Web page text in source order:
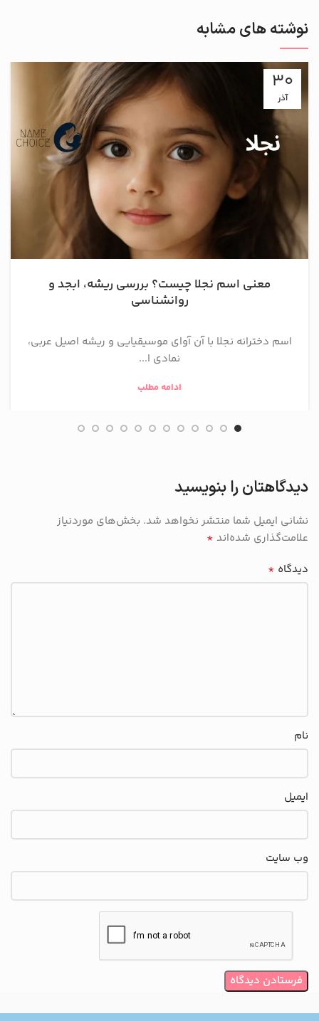
نوشته های مشابه
30
آذر
معنی اسم نجلا چیست؟ بررسی ریشه، ابجد و
روانشناسی
اسم دخترانه نجلا با آن آوای موسیقیایی و ریشه اصیل عربی،
نمادی ا...
ادامه مطلب
دیدگاهتان را بنویسید
نشانی ایمیل شما منتشر نخواهد شد. بخش‌های موردنیاز
علامت‌گذاری شده‌اند *
دیدگاه *
نام
ایمیل
وب‌ سایت